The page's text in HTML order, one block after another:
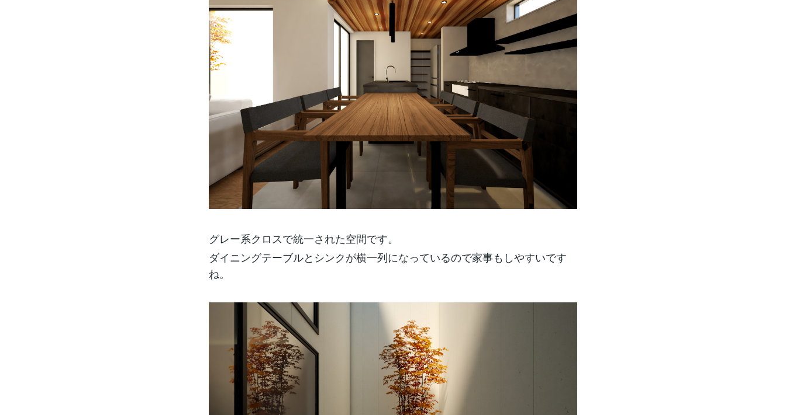
グレー系クロスで統一された空間です。
ダイニングテーブルとシンクが横一列になっているので家事もしやすいです
ね。